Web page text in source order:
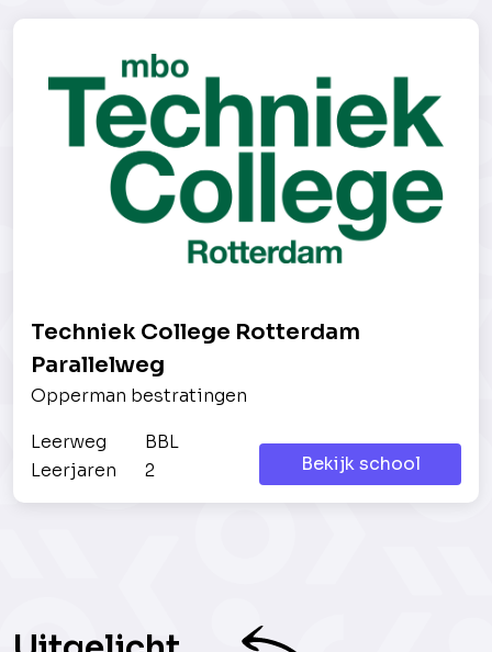
Techniek College Rotterdam
Parallelweg
Opperman bestratingen
Leerweg
BBL
Leerjaren
2 Bekijk school